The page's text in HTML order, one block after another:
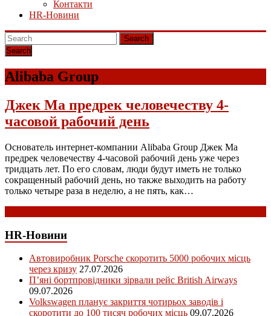
Контакти
HR-Новини
Search
Alibaba Group
Джек Ма предрек человечеству 4-
часовой рабочий день
Основатель интернет-компании Alibaba Group Джек Ма
предрек человечеству 4-часовой рабочий день уже через
тридцать лет. По его словам, люди будут иметь не только
сокращенный рабочий день, но также выходить на работу
только четыре раза в неделю, а не пять, как…
HR-Новини
Автовиробник Porsche скоротить 5000 робочих місць
через кризу 27.07.2026
П’яні бортпровідники зірвали рейс British Airways
09.07.2026
Volkswagen планує закриття чотирьох заводів і
скоротити до 100 тисяч робочих місць 09.07.2026